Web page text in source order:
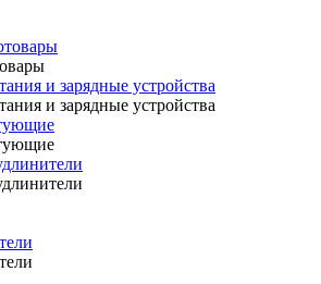
и зарядные устройства
и зарядные устройства